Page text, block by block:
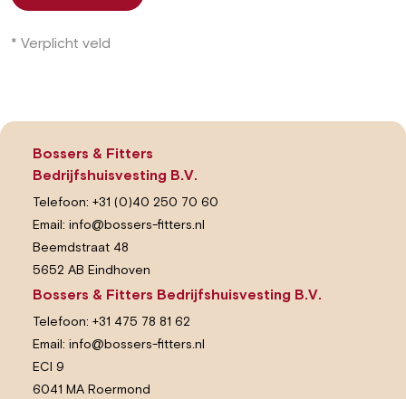
* Verplicht veld
Bossers & Fitters
Bedrijfshuisvesting B.V.
Telefoon: +31 (0)40 250 70 60
Email: info@bossers-fitters.nl
Beemdstraat 48
5652 AB Eindhoven
Bossers & Fitters Bedrijfshuisvesting B.V.
Telefoon: +31 475 78 81 62
Email: info@bossers-fitters.nl
ECI 9
6041 MA Roermond